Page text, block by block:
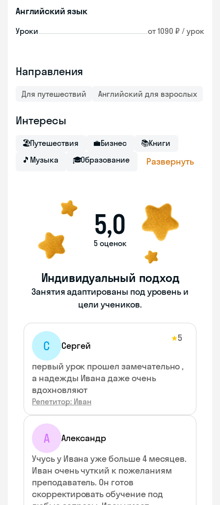
Английский язык
Уроки от 1090 ₽ / урок
Направления
Для путешествий Английский для взрослых
Интересы
🏖Путешествия 💼Бизнес 📚Книги
🎵 Музыка 🎓Образование Развернуть
5,0
5 оценок
Индивидуальный подход
Занятия адаптированы под уровень и
цели учеников.
С Сергей
★5
первый урок прошел замечательно ,
а надежды Ивана даже очень
вдохновляют
Репетитор: Иван
А
Александр
Учусь у Ивана уже больше 4 месяцев.
Иван очень чуткий к пожеланиям
преподаватель. Он готов
скорректировать обучение под